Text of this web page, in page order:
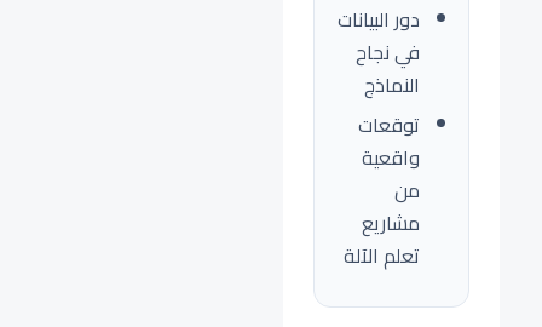
دور البيانات
في نجاح
النماذج
توقعات
واقعية
من
مشاريع
تعلم الآلة